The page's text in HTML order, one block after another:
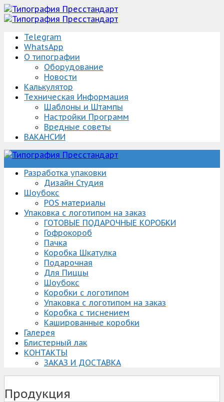
Telegram
WhatsApp
О типографии
Оборудование
Новости
Калькулятор
Техническая Информация
Шаблоны и Штампы
Настройки Программ
Вредные советы
ВАКАНСИИ
Типография Пресстандарт
Упаковка Изготовление/разработка
Разработка упаковки
Дизайн Студия
Шоубокс
POS материалы
Упаковка с логотипом на заказ
ГОТОВЫЕ ПОДАРОЧНЫЕ КОРОБКИ
Гофрокороб
Пачка
Коробка Шкатулка
Подарочная
Для Пиццы
Шоубокс
Коробки с логотипом
Упаковка с логотипом на заказ
Коробка с тиснением
Кашированные коробки
Галерея
Блистерный лак
КОНТАКТЫ
ЗАКАЗ И ДОСТАВКА
Продукция